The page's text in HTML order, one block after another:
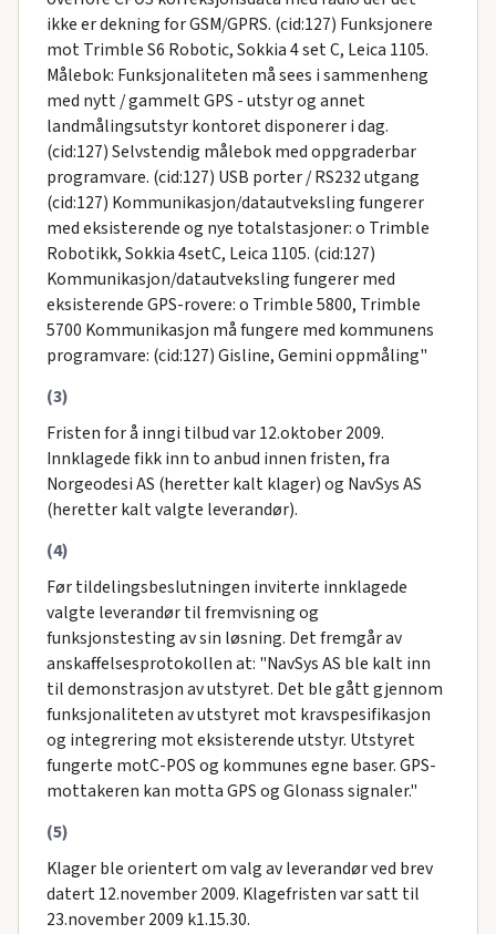
ikke er dekning for GSM/GPRS. (cid:127) Funksjonere
mot Trimble S6 Robotic, Sokkia 4 set C, Leica 1105.
Målebok: Funksjonaliteten må sees i sammenheng
med nytt / gammelt GPS - utstyr og annet
landmålingsutstyr kontoret disponerer i dag.
(cid:127) Selvstendig målebok med oppgraderbar
programvare. (cid:127) USB porter / RS232 utgang
(cid:127) Kommunikasjon/datautveksling fungerer
med eksisterende og nye totalstasjoner: o Trimble
Robotikk, Sokkia 4setC, Leica 1105. (cid:127)
Kommunikasjon/datautveksling fungerer med
eksisterende GPS-rovere: o Trimble 5800, Trimble
5700 Kommunikasjon må fungere med kommunens
programvare: (cid:127) Gisline, Gemini oppmåling"
(3)
Fristen for å inngi tilbud var 12.oktober 2009.
Innklagede fikk inn to anbud innen fristen, fra
Norgeodesi AS (heretter kalt klager) og NavSys AS
(heretter kalt valgte leverandør).
(4)
Før tildelingsbeslutningen inviterte innklagede
valgte leverandør til fremvisning og
funksjonstesting av sin løsning. Det fremgår av
anskaffelsesprotokollen at: "NavSys AS ble kalt inn
til demonstrasjon av utstyret. Det ble gått gjennom
funksjonaliteten av utstyret mot kravspesifikasjon
og integrering mot eksisterende utstyr. Utstyret
fungerte motC-POS og kommunes egne baser. GPS-
mottakeren kan motta GPS og Glonass signaler."
(5)
Klager ble orientert om valg av leverandør ved brev
datert 12.november 2009. Klagefristen var satt til
23.november 2009 k1.15.30.